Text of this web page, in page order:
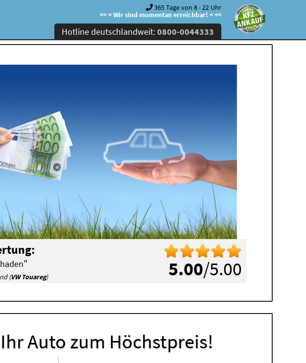
365 Tage von 8 - 22 Uhr
>> > Wir sind momentan erreichbar! < <<
Hotline deutschlandweit:0800-0044333
5.00/5.00
"
(VW Touareg)
Auto zum Höchstpreis!